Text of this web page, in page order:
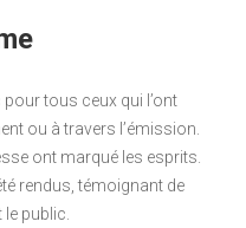
pour tous ceux qui l’ont
ou à travers l’émission.
ont marqué les esprits.
rendus, témoignant de
public.